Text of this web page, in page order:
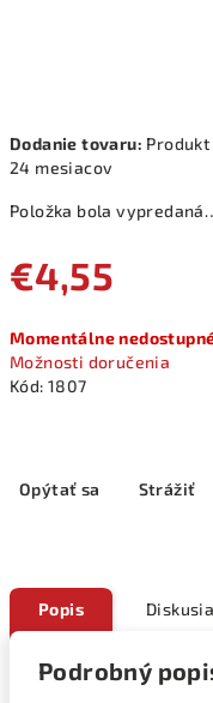
Dodanie tovaru:
24 mesiacov
Položka bola
€4,55
cena:
Momentálne
Možnosti doručenia
Kód: 1807
Opýtať sa Strážiť
Popis Diskusia
Podrobný